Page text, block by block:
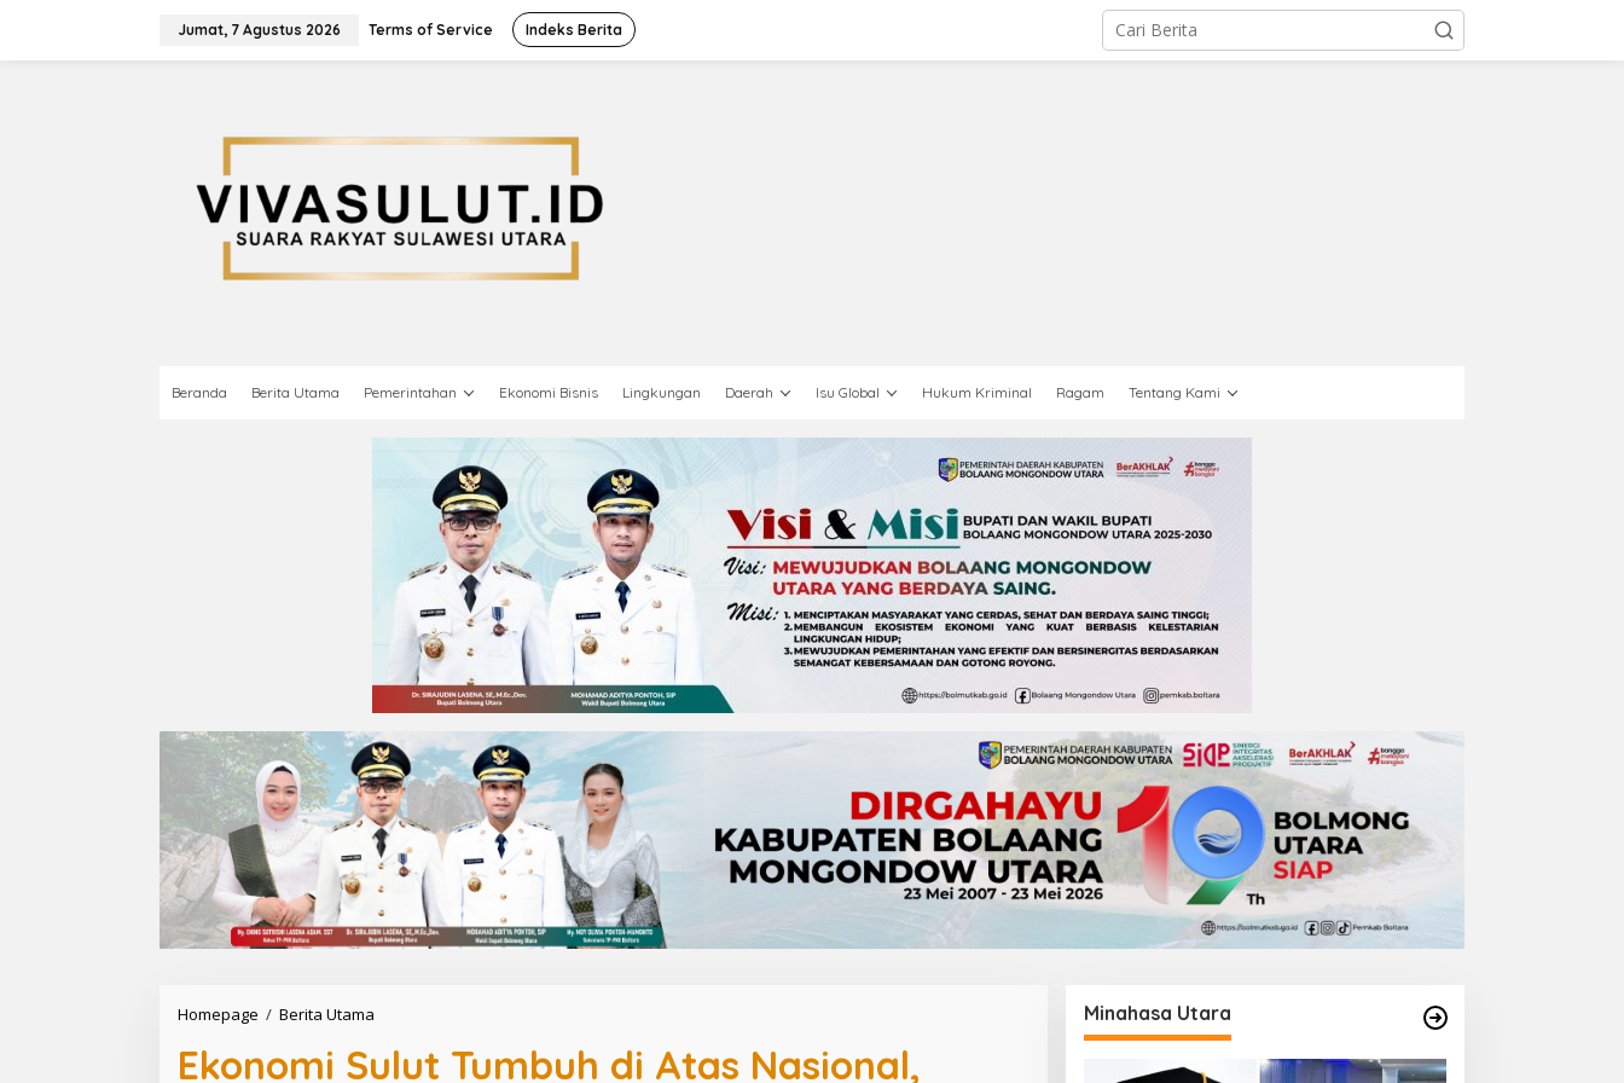
Jumat, 7 Agustus 2026 Terms of Service Indeks Berita
Beranda Berita Utama Pemerintahan Ekonomi Bisnis Lingkungan Daerah Isu Global Hukum Kriminal Ragam Tentang Kami
Homepage / Berita Utama
o
Ekonomi Sulut Tumbuh di Atas Nasional,
Minahasa Utara